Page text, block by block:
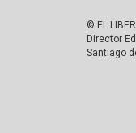
© EL
Director
Santiago